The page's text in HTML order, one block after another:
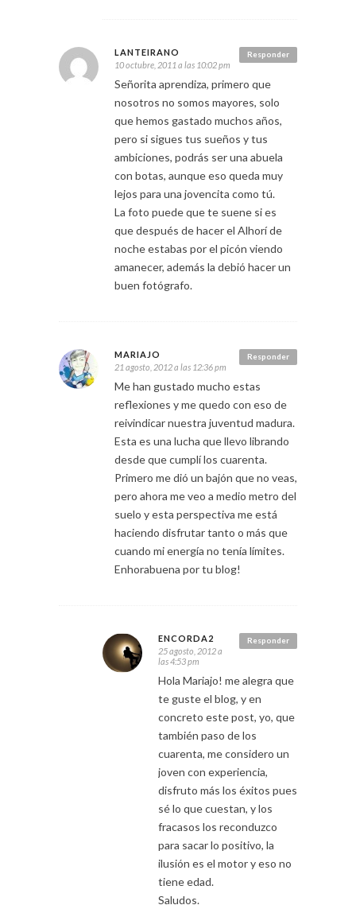
Responder
LANTEIRANO
10 octubre, 2011 a las 10:02 pm
Señorita aprendiza, primero que
nosotros no somos mayores, solo
que hemos gastado muchos años,
pero si sigues tus sueños y tus
ambiciones, podrás ser una abuela
con botas, aunque eso queda muy
lejos para una jovencita como tú.
La foto puede que te suene si es
que después de hacer el Alhorí de
noche estabas por el picón viendo
amanecer, además la debió hacer un
buen fotógrafo.
Responder
MARIAJO
21 agosto, 2012 a las 12:36 pm
Me han gustado mucho estas
reflexiones y me quedo con eso de
reivindicar nuestra juventud madura.
Esta es una lucha que llevo librando
desde que cumplí los cuarenta.
Primero me dió un bajón que no veas,
pero ahora me veo a medio metro del
suelo y esta perspectiva me está
haciendo disfrutar tanto o más que
cuando mi energía no tenía límites.
Enhorabuena por tu blog!
Responder
ENCORDA2
25 agosto, 2012 a
las 4:53 pm
Hola Mariajo! me alegra que
te guste el blog, y en
concreto este post, yo, que
también paso de los
cuarenta, me considero un
joven con experiencia,
disfruto más los éxitos pues
sé lo que cuestan, y los
fracasos los reconduzco
para sacar lo positivo, la
ilusión es el motor y eso no
tiene edad.
Saludos.